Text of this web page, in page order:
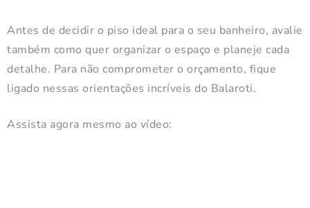
Antes de decidir o piso ideal para o seu banheiro, avalie
também como quer organizar o espaço e planeje cada
detalhe. Para não comprometer o orçamento, fique
ligado nessas orientações incríveis do Balaroti.
Assista agora mesmo ao vídeo: